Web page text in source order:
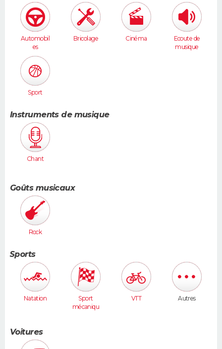
Automobil
es
Bricolage Cinéma
Ecoute de
musique
Sport
Instruments de musique
Chant
Goûts musicaux
Rock
Sports
Natation
Sport
mécaniqu
VTT Autres
Voitures